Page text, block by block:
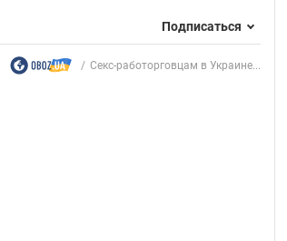
Подписаться
Секс-работорговцам в Украине...